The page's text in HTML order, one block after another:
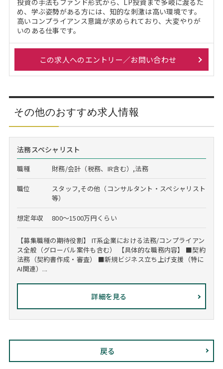
投資の手法もファンド形式から、LP投資まで多岐に渡るた
め、学ぶ姿勢がある方には、知的な刺激は高い環境です。
高いコンプライアンス意識が求められており、大変やりが
いのある仕事です。
この求人へのエントリー／お問い合わせ
その他のおすすめ求人情報
法務スペシャリスト
職種 財務/会計（税務、IR含む）,法務
職位
スタッフ,その他（コンサルタント・スペシャリスト
等）
想定年収 800～1500万円くらい
【募集職種の期待役割】 IT系企業における法務/コンプライアン
ス全般（グローバル案件も含む） 【具体的な職務内容】 ■契約
法務（契約書作成・審査） ■新規ビジネス立ち上げ支援（特に
AI関連）...
詳細を見る
戻る